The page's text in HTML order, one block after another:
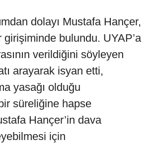
dolayı Mustafa Hançer,
bulundu. UYAP’a
verildiğini söyleyen
arayarak isyan etti,
yasağı olduğu
süreliğine hapse
Hançer’in dava
için